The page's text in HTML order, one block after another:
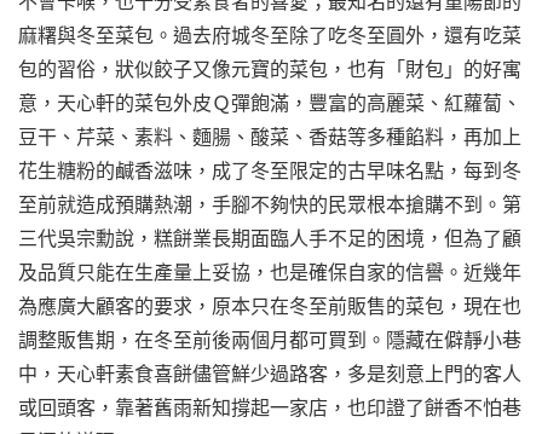
麻糬與冬至菜包。過去府城冬至除了吃冬至圓外，還有吃菜
包的習俗，狀似餃子又像元寶的菜包，也有「財包」的好寓
意，天心軒的菜包外皮Ｑ彈飽滿，豐富的高麗菜、紅蘿蔔、
豆干、芹菜、素料、麵腸、酸菜、香菇等多種餡料，再加上
花生糖粉的鹹香滋味，成了冬至限定的古早味名點，每到冬
至前就造成預購熱潮，手腳不夠快的民眾根本搶購不到。第
三代吳宗勳說，糕餅業長期面臨人手不足的困境，但為了顧
及品質只能在生產量上妥協，也是確保自家的信譽。近幾年
為應廣大顧客的要求，原本只在冬至前販售的菜包，現在也
調整販售期，在冬至前後兩個月都可買到。隱藏在僻靜小巷
中，天心軒素食喜餅儘管鮮少過路客，多是刻意上門的客人
或回頭客，靠著舊雨新知撐起一家店，也印證了餅香不怕巷